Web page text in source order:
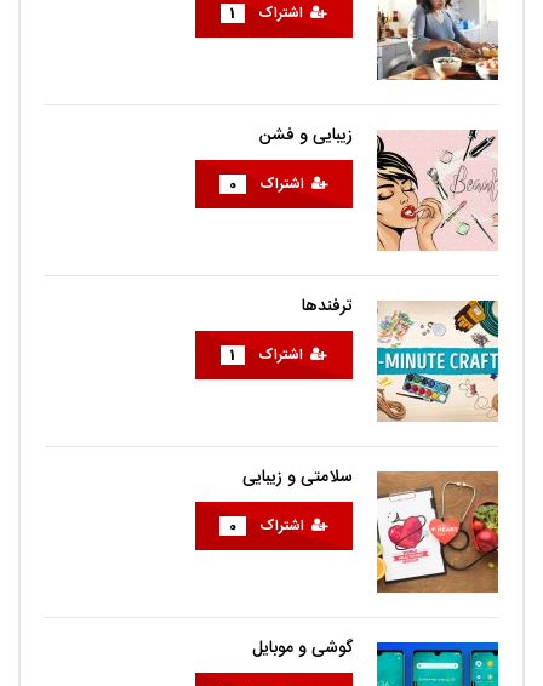
اشتراک 1
زیبایی و فشن
اشتراک 0
ترفندها
اشتراک 1
سلامتی و زیبایی
اشتراک 0
گوشی و موبایل